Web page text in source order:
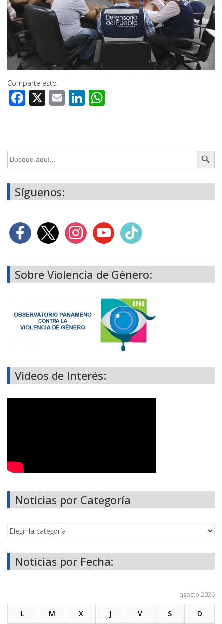
Comparte esto:
Facebook
X EmailLinkedIn
Buscar: Botón de
Síguenos:
Sobre Violencia de Género:
Videos de Interés:
Noticias por Categoría
Noticias por Fecha:
agosto 2026
L M X J V S D